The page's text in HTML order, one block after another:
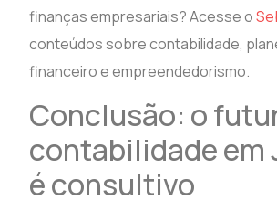
finanças empresariais? Acesse o
conteúdos sobre contabilidade,
financeiro e empreendedorismo.
Conclusão: o
contabilidade em
é consultivo